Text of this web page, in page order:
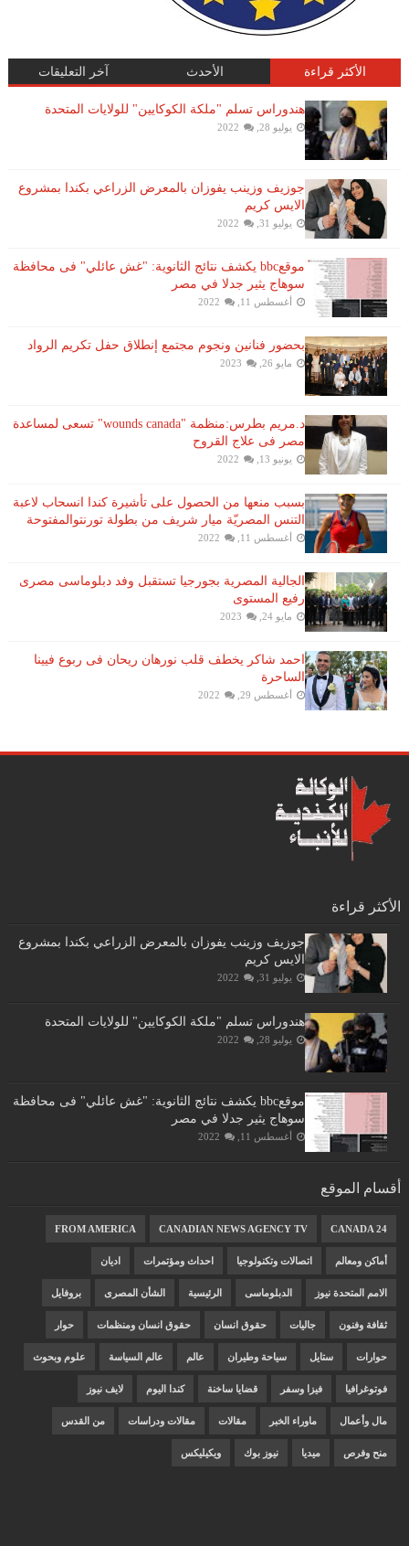
الأكثر قراءة الأحدث آخر التعليقات
هندوراس تسلم "ملكة الكوكايين" للولايات المتحدة
يوليو 28, 2022
جوزيف وزينب يفوزان بالمعرض الزراعي بكندا بمشروع
الايس كريم
يوليو 31, 2022
موقعbbc يكشف نتائج الثانوية: "غش عائلي" فى محافظة
سوهاج يثير جدلا في مصر
أغسطس 11, 2022
بحضور فنانين ونجوم مجتمع إنطلاق حفل تكريم الرواد
مايو 26, 2023
د.مريم بطرس:منظمة "wounds canada" تسعى لمساعدة
مصر فى علاج القروح
يونيو 13, 2022
بسبب منعها من الحصول على تأشيرة كندا انسحاب لاعبة ​
التنس​ المصريّة ​ميار شريف​ من بطولة ​تورنتو​المفتوحة
أغسطس 11, 2022
الجالية المصرية بجورجيا تستقبل وفد دبلوماسى مصرى
رفيع المستوى
مايو 24, 2023
احمد شاكر يخطف قلب نورهان ريحان فى ربوع فيينا
الساحرة
أغسطس 29, 2022
الأكثر قراءة
جوزيف وزينب يفوزان بالمعرض الزراعي بكندا بمشروع
الايس كريم
يوليو 31, 2022
هندوراس تسلم "ملكة الكوكايين" للولايات المتحدة
يوليو 28, 2022
موقعbbc يكشف نتائج الثانوية: "غش عائلي" فى محافظة
سوهاج يثير جدلا في مصر
أغسطس 11, 2022
أقسام الموقع
CANADA 24
CANADIAN NEWS AGENCY TV
FROM AMERICA
أماكن ومعالم اتصالات وتكنولوجيا احداث ومؤتمرات اديان
الامم المتحدة نيوز الدبلوماسى الرئيسية الشأن المصرى بروفايل
ثقافة وفنون جاليات حقوق انسان حقوق انسان ومنظمات حوار
حوارات ستايل سياحة وطيران عالم عالم السياسة علوم وبحوث
فوتوغرافيا فيزا وسفر قضايا ساخنة كندا اليوم لايف نيوز
مال وأعمال ماوراء الخبر مقالات مقالات ودراسات من القدس
منح وفرص ميديا نيوز بوك ويكيليكس